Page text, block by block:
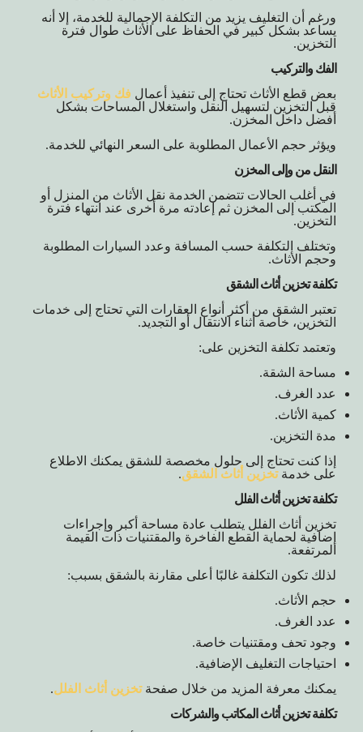
ورغم أن التغليف يزيد من التكلفة الإجمالية للخدمة، إلا أنه
يساعد بشكل كبير في الحفاظ على الأثاث طوال فترة
التخزين.
الفك والتركيب
بعض قطع الأثاث تحتاج إلى تنفيذ أعمال فك وتركيب الأثاث
قبل التخزين لتسهيل النقل واستغلال المساحات بشكل
أفضل داخل المخزن.
ويؤثر حجم الأعمال المطلوبة على السعر النهائي للخدمة.
النقل من وإلى المخزن
في أغلب الحالات تتضمن الخدمة نقل الأثاث من المنزل أو
المكتب إلى المخزن ثم إعادته مرة أخرى عند انتهاء فترة
التخزين.
وتختلف التكلفة حسب المسافة وعدد السيارات المطلوبة
وحجم الأثاث.
تكلفة تخزين أثاث الشقق
تعتبر الشقق من أكثر أنواع العقارات التي تحتاج إلى خدمات
التخزين، خاصة أثناء الانتقال أو التجديد.
وتعتمد تكلفة التخزين على:
مساحة الشقة.
عدد الغرف.
كمية الأثاث.
مدة التخزين.
إذا كنت تحتاج إلى حلول مخصصة للشقق يمكنك الاطلاع
على خدمةتخزين أثاث الشقق.
تكلفة تخزين أثاث الفلل
تخزين أثاث الفلل يتطلب عادة مساحة أكبر وإجراءات
إضافية لحماية القطع الفاخرة والمقتنيات ذات القيمة
المرتفعة.
لذلك تكون التكلفة غالبًا أعلى مقارنة بالشقق بسبب:
حجم الأثاث.
عدد الغرف.
وجود تحف ومقتنيات خاصة.
احتياجات التغليف الإضافية.
يمكنك معرفة المزيد من خلال صفحةتخزين أثاث الفلل.
تكلفة تخزين أثاث المكاتب والشركات